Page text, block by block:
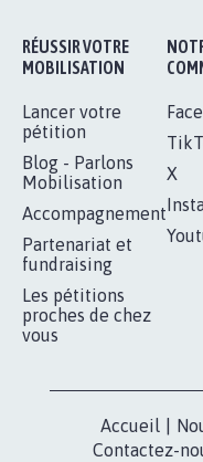
RÉUSSIR VOTRE
MOBILISATION
Lancer votre
pétition
Blog - Parlons
Mobilisation
Accompagnement
Partenariat et
fundraising
Les pétitions
proches de chez
vous
X
Accueil
Contactez-